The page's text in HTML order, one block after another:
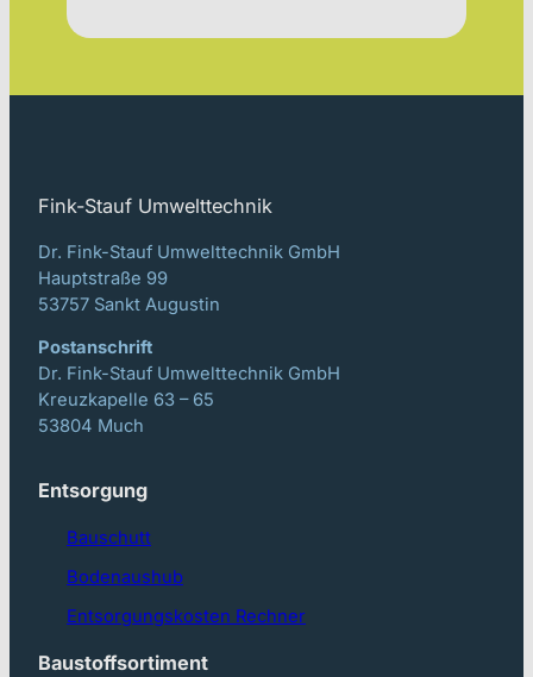
Fink-Stauf Umwelttechnik
Dr. Fink-Stauf Umwelttechnik GmbH
Hauptstraße 99
53757 Sankt Augustin
Postanschrift
Dr. Fink-Stauf Umwelttechnik GmbH
Kreuzkapelle 63 – 65
53804 Much
Entsorgung
Bauschutt
Bodenaushub
Entsorgungskosten Rechner
Baustoffsortiment